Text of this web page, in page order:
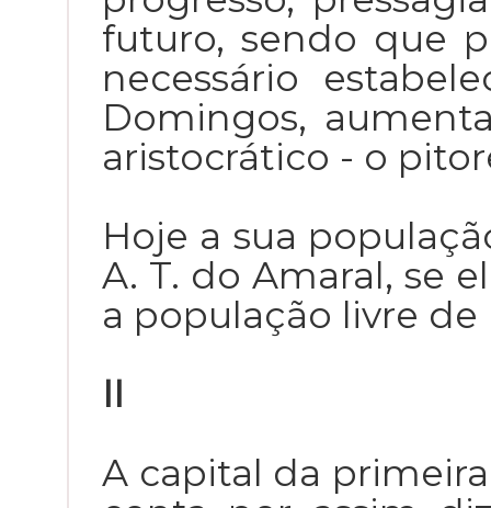
futuro, sendo que
necessário
Domingos,
aristocrático - o
Hoje a sua
A. T. do Amaral, se
a população livre de
II
A capital da